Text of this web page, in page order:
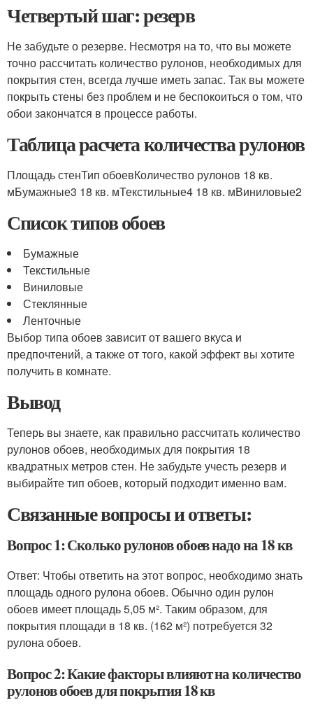
Четвертый шаг: резерв
Не забудьте о резерве. Несмотря на то, что вы можете
точно рассчитать количество рулонов, необходимых для
покрытия стен, всегда лучше иметь запас. Так вы можете
покрыть стены без проблем и не беспокоиться о том, что
обои закончатся в процессе работы.
Таблица расчета количества рулонов
Площадь стенТип обоевКоличество рулонов 18 кв.
мБумажные3 18 кв. мТекстильные4 18 кв. мВиниловые2
Список типов обоев
Бумажные
Текстильные
Виниловые
Стеклянные
Ленточные
Выбор типа обоев зависит от вашего вкуса и
предпочтений, а также от того, какой эффект вы хотите
получить в комнате.
Вывод
Теперь вы знаете, как правильно рассчитать количество
рулонов обоев, необходимых для покрытия 18
квадратных метров стен. Не забудьте учесть резерв и
выбирайте тип обоев, который подходит именно вам.
Связанные вопросы и ответы:
Вопрос 1: Сколько рулонов обоев надо на 18 кв
Ответ: Чтобы ответить на этот вопрос, необходимо знать
площадь одного рулона обоев. Обычно один рулон
обоев имеет площадь 5,05 м². Таким образом, для
покрытия площади в 18 кв. (162 м²) потребуется 32
рулона обоев.
Вопрос 2: Какие факторы влияют на количество
рулонов обоев для покрытия 18 кв